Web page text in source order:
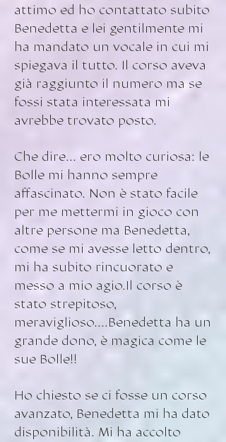
attimo ed ho contattato subito
Benedetta e lei gentilmente mi
ha mandato un vocale in cui mi
spiegava il tutto. Il corso aveva
già raggiunto il numero ma se
fossi stata interessata mi
avrebbe trovato posto.
Che dire... ero molto curiosa: le
Bolle mi hanno sempre
affascinato. Non è stato facile
per me mettermi in gioco con
altre persone ma Benedetta,
come se mi avesse letto dentro,
mi ha subito rincuorato e
messo a mio agio.Il corso è
stato strepitoso,
meraviglioso....Benedetta ha un
grande dono, è magica come le
sue Bolle!!
Ho chiesto se ci fosse un corso
avanzato, Benedetta mi ha dato
disponibilità. Mi ha accolto